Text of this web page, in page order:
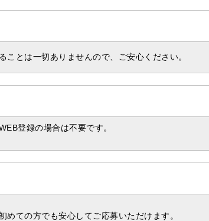
とは一切ありませんので、ご安心ください。
登録の場合は不要です。
ての方でも安心してご応募いただけます。